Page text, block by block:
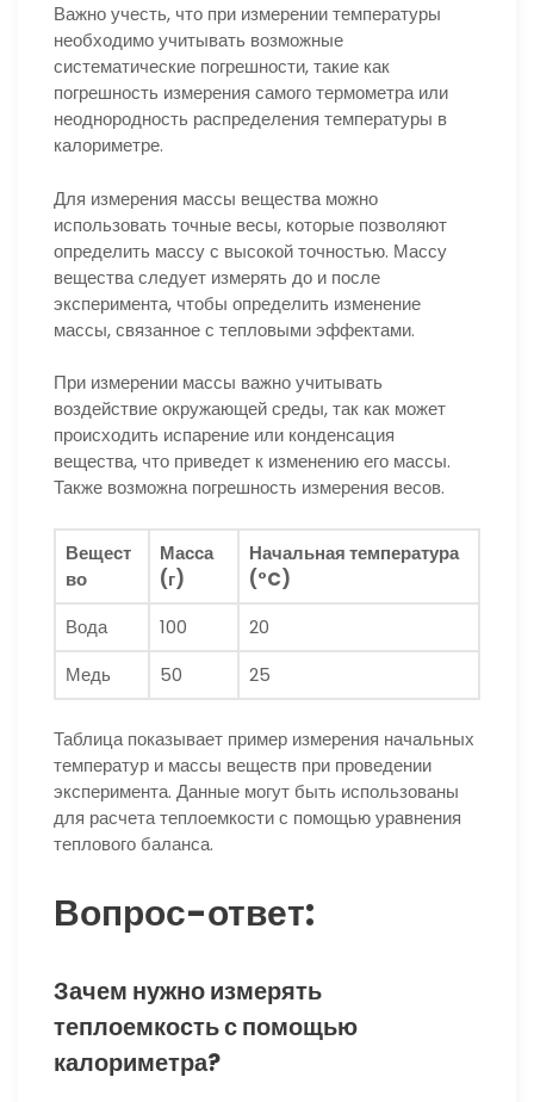
Важно учесть, что при измерении температуры
необходимо учитывать возможные
систематические погрешности, такие как
погрешность измерения самого термометра или
неоднородность распределения температуры в
калориметре.
Для измерения массы вещества можно
использовать точные весы, которые позволяют
определить массу с высокой точностью. Массу
вещества следует измерять до и после
эксперимента, чтобы определить изменение
массы, связанное с тепловыми эффектами.
При измерении массы важно учитывать
воздействие окружающей среды, так как может
происходить испарение или конденсация
вещества, что приведет к изменению его массы.
Также возможна погрешность измерения весов.
Вещест
во
Масса
(г)
Начальная температура
(°C)
Вода
100
20
Медь
50 25
Таблица показывает пример измерения начальных
температур и массы веществ при проведении
эксперимента. Данные могут быть использованы
для расчета теплоемкости с помощью уравнения
теплового баланса.
Вопрос-ответ:
Зачем нужно измерять
теплоемкость с помощью
калориметра?